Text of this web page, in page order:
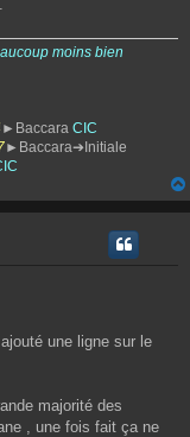
moins bien
►Baccara CIC
►Baccara➔Initiale
une ligne sur le
majorité des
, une fois fait ça ne